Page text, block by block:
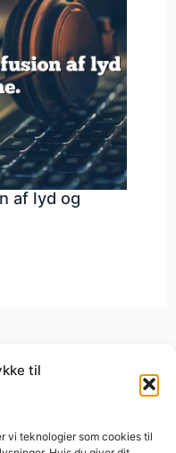
til
vi teknologier som cookies til
af lyd og